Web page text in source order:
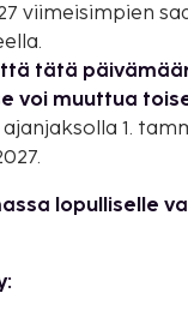
viimeisimpien
tätä
voi muuttua
ajanjaksolla 1.
lopulliselle